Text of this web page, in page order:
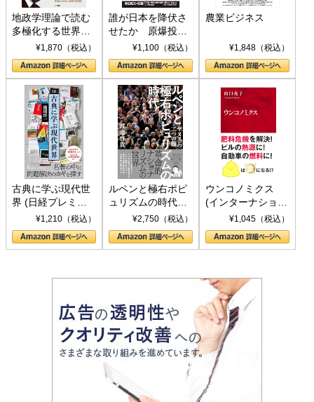
地政学理論で読む
多極化する世界：
トランプとBRICS
の挑戦
¥1,870（税込）
誰が日本を降伏さ
せたか 原爆投
下、ソ連参戦、そ
して聖断 (PHP新
書)
¥1,100（税込）
農業ビジネス
¥1,848（税込）
古典に学ぶ現代世
界 (日経プレミア
シリーズ)¥1,210（税込）
ルペンと極右ポピ
ュリズムの時代：
〈ヤヌス〉の二つ
の顔
¥2,750（税込）
ウンコノミクス
(インターナショナ
ル新書)¥1,045（税込）